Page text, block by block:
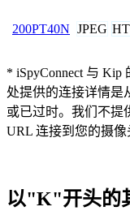
200PT40N JPEG
* iSpyConnect 与
处提供的连接详情是
或已过时。我们不提
URL 连接到您的摄像
以"K"开头的